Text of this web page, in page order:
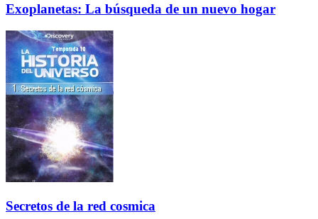
Exoplanetas: La búsqueda de un nuevo hogar
Secretos de la red cosmica